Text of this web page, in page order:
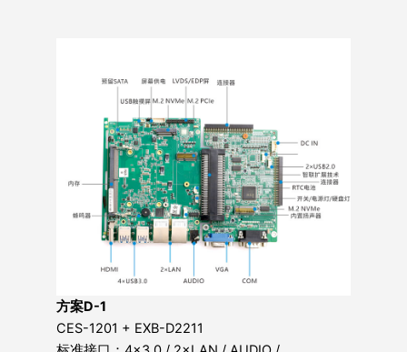
方案D-1
CES-1201 + EXB-D2211